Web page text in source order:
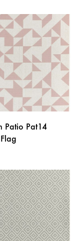
LISTU
Patio Pat14
NA
LISTU
ŽELJA